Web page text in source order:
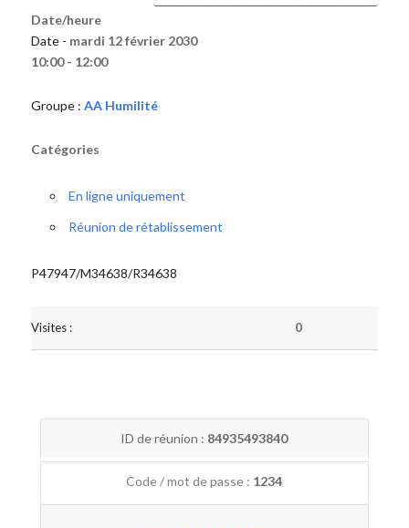
Date/heure
Date - mardi 12 février 2030
10:00 - 12:00
Groupe : AA Humilité
Catégories
En ligne uniquement
Réunion de rétablissement
P47947/M34638/R34638
Visites : 0
ID de réunion : 84935493840
Code / mot de passe : 1234